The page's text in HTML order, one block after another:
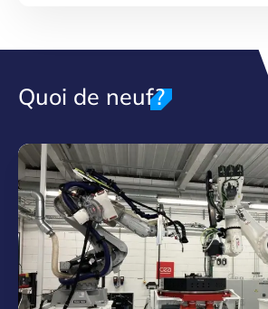
Quoi de neuf?